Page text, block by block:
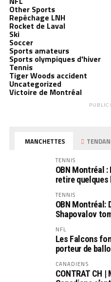
Other Sports
Repêchage LNH
Rocket de Laval
Ski
Soccer
Sports amateurs
Sports olympiques d'hiver
Tennis
Tiger Woods accident
Uncategorized
Victoire de Montréal
MANCHETTES
TENNIS
OBN Montréal
retire quelques
TENNIS
OBN Montréal:
Shapovalov
NFL
Les Falcons
porteur de
CANADIENS
CONTRAT CH